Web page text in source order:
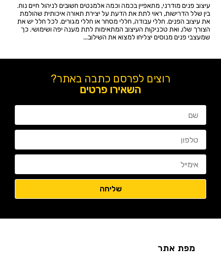
עיצוב פנים מודרני, מתאפיין בכמה וכמה אלמנטים חשובים לניהול חיים נוח.
בין שלל הדרישות, ראוי לתת את הדעת על יצירת תאורה איכותית שהולמת
את עיצוב הפנים. חללי עבודה, חללי מסחר או חללי מגורים. לכל חלל יש את
הצורך שלו, ואת טכניקות העיצוב המתאימות לתת מענה יפה ושימושי. כך
שמעצבי פנים מנוסים יצליחו למצוא את השילוב...
רוצים לפרסם כתבה באתר?
השאירו פרטים
מפת אתר